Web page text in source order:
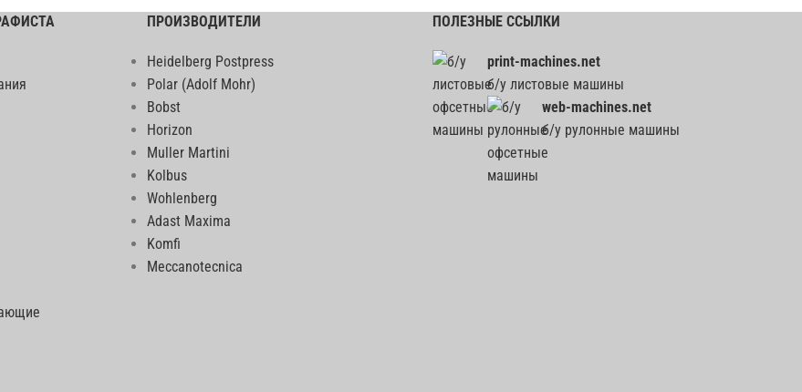
ПРОИЗВОДИТЕЛИ
Heidelberg Postpress
Polar (Adolf Mohr)
Bobst
Horizon
Muller Martini
Kolbus
Wohlenberg
Adast Maxima
Komfi
Meccanotecnica
ПОЛЕЗНЫЕ ССЫЛКИ
print-machines.net
б/у листовые машины
web-machines.net
б/у рулонные машины